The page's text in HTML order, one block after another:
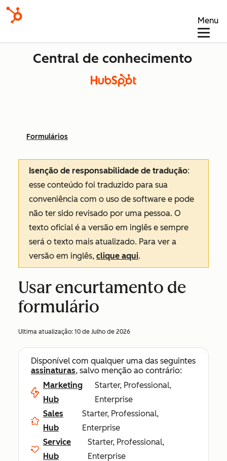
Menu
Central de conhecimento
Formulários
Isenção de responsabilidade de tradução:
esse conteúdo foi traduzido para sua
conveniência com o uso de software e pode
não ter sido revisado por uma pessoa. O
texto oficial é a versão em inglês e sempre
será o texto mais atualizado. Para ver a
versão em inglês, clique aqui.
Usar encurtamento de
formulário
Ultima atualização: 10 de Julho de 2026
Disponível com qualquer uma das seguintes
assinaturas, salvo menção ao contrário:
Marketing
Hub
Starter, Professional,
Enterprise
Sales
Hub
Starter, Professional,
Enterprise
Service
Hub
Starter, Professional,
Enterprise